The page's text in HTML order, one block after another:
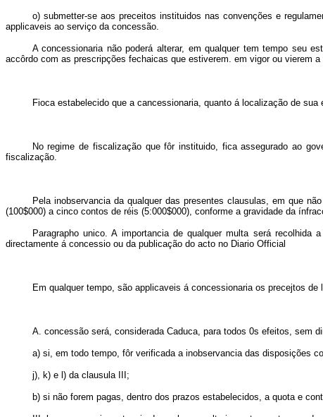
o) submetter-se aos preceitos instituidos nas convenções e
applicaveis ao serviço da concessão.
A concessionaria não poderá alterar, em qualquer tem tempo seu
accôrdo com as prescripções fechaicas que estiverem. em vigor ou vierem a
Fioca estabelecido que a cancessionaria, quanto á localização de
No regime de fiscalização que fôr instituido, fica assegurado ao
fiscalização.
Pela inobservancia da qualquer das presentes clausulas, em que
(100$000) a cinco contos de réis (5:000$000), conforme a gravidade da
Paragrapho unico. A importancia de qualquer multa será
directamente á concessio ou da publicação do acto no Diario Official
Em qualquer tempo, são applicaveis á concessionaria os precejtos
A. concessão será, considerada Caduca, para todos 0s efeitos, sem
a) si, em todo tempo, fôr verificada a inobservancia das disposições
j), k) e l) da clausula III;
b) si não forem pagas, dentro dos prazos estabelecidos, a quota e